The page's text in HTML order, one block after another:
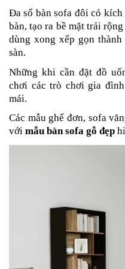
Đa số bàn sofa đôi có
bàn, tạo ra bề mặt trải
dùng xong xếp gọn
sàn.
Những khi cần đặt đồ
chơi các trò chơi gia
mái.
Các mẫu ghế đơn, sofa
với mẫu bàn sofa gỗ đẹp